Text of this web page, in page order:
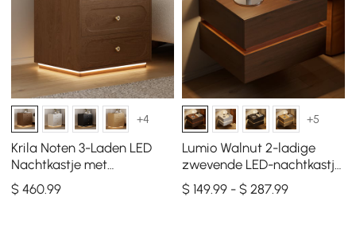
+4
Krila Noten 3-Laden LED
Nachtkastje met
Oplaadstation, Set van 2
$460.99
+5
Lumio Walnut 2-ladige
zwevende LED-nachtkastje
met oplaadstation, set van
2
$ 149.99 - $ 287.99